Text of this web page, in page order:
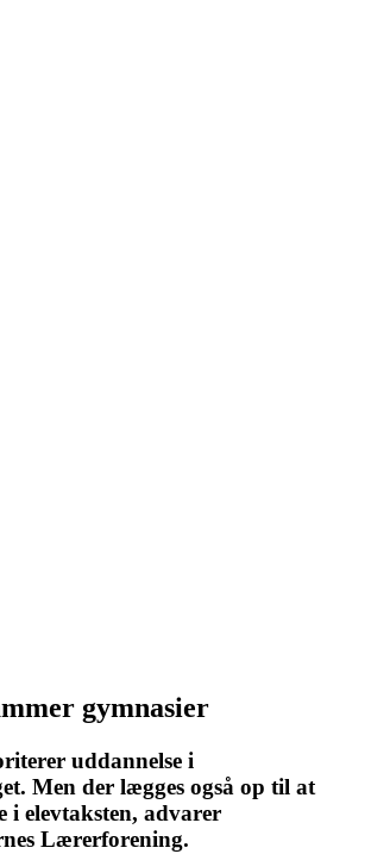
gymnasier
uddannelse i
Men der lægges også op til at
i elevtaksten, advarer
Lærerforening.